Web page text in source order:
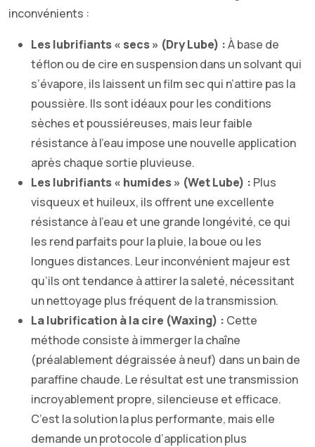
inconvénients :
Les lubrifiants « secs » (Dry Lube) :À base de
téflon ou de cire en suspension dans un solvant qui
s’évapore, ils laissent un film sec qui n’attire pas la
poussière. Ils sont idéaux pour les conditions
sèches et poussiéreuses, mais leur faible
résistance à l’eau impose une nouvelle application
après chaque sortie pluvieuse.
Les lubrifiants « humides » (Wet Lube) : Plus
visqueux et huileux, ils offrent une excellente
résistance à l’eau et une grande longévité, ce qui
les rend parfaits pour la pluie, la boue ou les
longues distances. Leur inconvénient majeur est
qu’ils ont tendance à attirer la saleté, nécessitant
un nettoyage plus fréquent de la transmission.
La lubrification à la cire (Waxing) : Cette
méthode consiste à immerger la chaîne
(préalablement dégraissée à neuf) dans un bain de
paraffine chaude. Le résultat est une transmission
incroyablement propre, silencieuse et efficace.
C’est la solution la plus performante, mais elle
demande un protocole d’application plus